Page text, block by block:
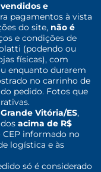
vendidos e
pagamentos à vista
do site, não é
e condições de
(podendo ou
físicas), com
enquanto durarem
no carrinho de
pedido. Fotos que
Grande Vitória/ES,
acima de R$
CEP informado no
logística e às
só é considerado